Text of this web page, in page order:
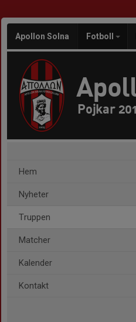
Apollon Solna Fotboll
Pojkar
Hem
Nyheter
Truppen
Matcher
Kalender
Kontakt